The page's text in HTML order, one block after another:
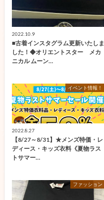
2022.10.9
■古着インスタグラム更新いたしま
した！◆オリエントスター メカ
ニカル ムーン…
イベント情報！
2022.8.27
【8/27～8/31】★メンズ特価・レ
ディース・キッズ衣料《夏物ラス
トサマー…
ファッション